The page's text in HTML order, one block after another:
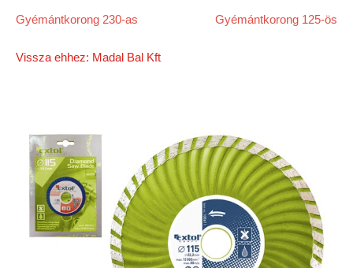
Gyémántkorong 125-ös
Gyémántkorong 230-as
Vissza ehhez: Madal Bal Kft